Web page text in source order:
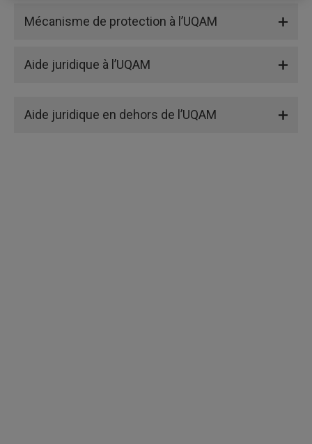
Mécanisme de protection à l’UQAM
Aide juridique à l’UQAM
Aide juridique en dehors de l’UQAM